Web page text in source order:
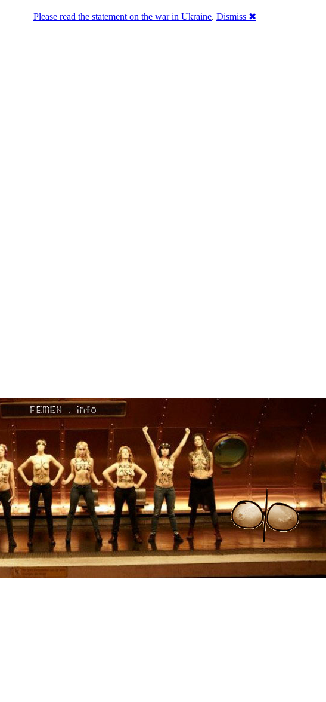
Please read the statement on the war in Ukraine. Dismiss ✖